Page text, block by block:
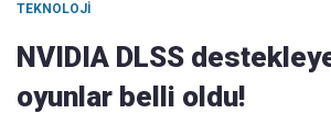
TEKNOLOJI
NVIDIA DLSS
oyunlar belli oldu!